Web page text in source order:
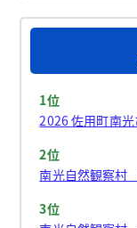
1位
2026 佐用町南
2位
南光自然観察村
3位